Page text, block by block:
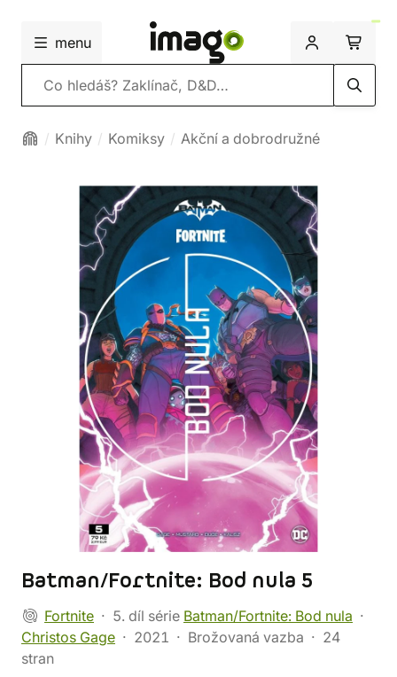
menu
Vyhledávání
Knihy Komiksy Akční a dobrodružné
Batman/Fortnite: Bod nula 5
Fortnite 5. díl série Batman/Fortnite: Bod nula
Christos Gage
2021 Brožovaná vazba
24
stran